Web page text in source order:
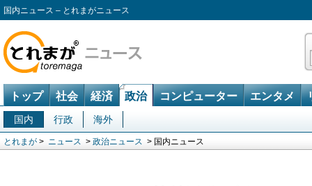
国内ニュース – とれまがニュース
トップ 社会 経済 政治 コンピューター エンタメ
国内 行政 海外
とれまが > ニュース > 政治ニュース > 国内ニュース